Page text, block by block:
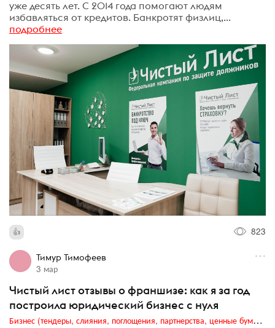
уже десять лет. С 2014 года помогают людям
избавляться от кредитов. Банкротят физлиц,...
подробнее
823
Тимур Тимофеев
3 мар
Чистый лист отзывы о франшизе: как я за год
построила юридический бизнес с нуля
Бизнес (тендеры, слияния, поглощения, партнерства, ценные бумаги, акционеры, финансы и отчетность)